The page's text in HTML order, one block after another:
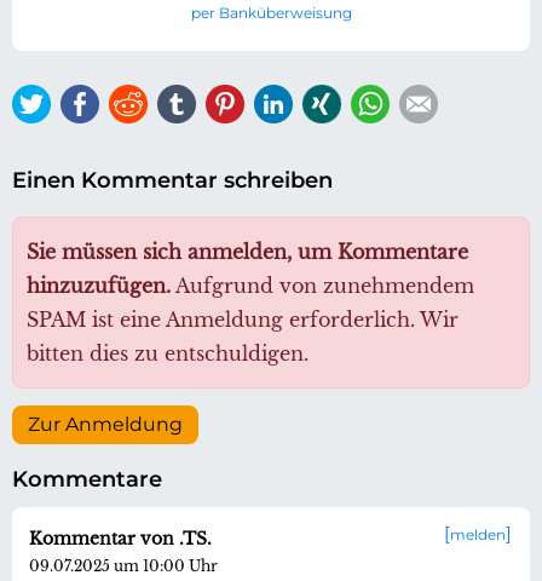
per Banküberweisung
TwitterFacebook
ReddittumblrPinterestLinkedIn
Xing WhatsApp
Einen Kommentar schreiben
Sie müssen sich anmelden, um Kommentare
hinzuzufügen. Aufgrund von zunehmendem
SPAM ist eine Anmeldung erforderlich. Wir
bitten dies zu entschuldigen.
Zur Anmeldung
Kommentare
melden
Kommentar von .TS.
09.07.2025 um 10:00 Uhr